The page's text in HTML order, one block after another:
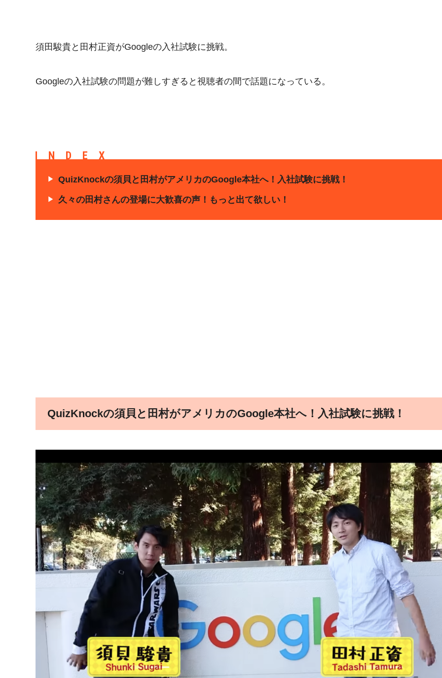
須田駿貴と田村正資がGoogleの入社試験に挑戦。
Googleの入社試験の問題が難しすぎると視聴者の間で話題になっている。
INDEX
QuizKnockの須貝と田村がアメリカのGoogle本社へ！入社試験に挑戦！
久々の田村さんの登場に大歓喜の声！もっと出て欲しい！
QuizKnockの須貝と田村がアメリカのGoogle本社へ！入社試験に挑戦！